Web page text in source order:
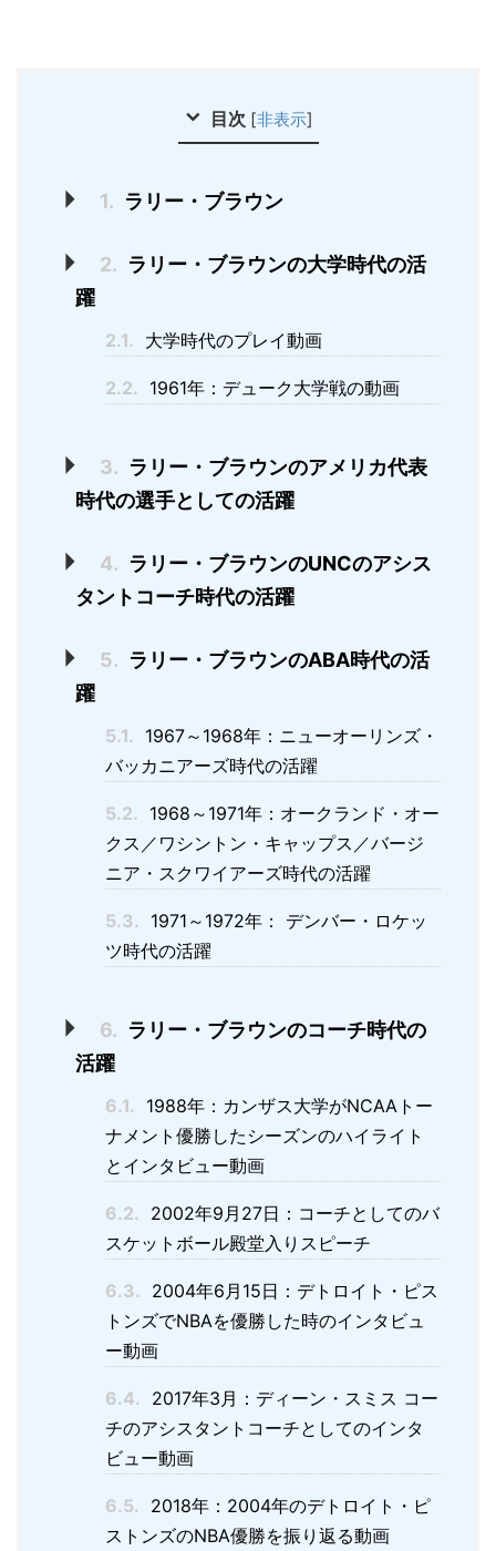
目次 [非表示]
1. ラリー・ブラウン
2. ラリー・ブラウンの大学時代の活
躍
2.1. 大学時代のプレイ動画
2.2. 1961年：デューク大学戦の動画
3. ラリー・ブラウンのアメリカ代表
時代の選手としての活躍
4. ラリー・ブラウンのUNCのアシス
タントコーチ時代の活躍
5. ラリー・ブラウンのABA時代の活
躍
5.1. 1967～1968年：ニューオーリンズ・
バッカニアーズ時代の活躍
5.2. 1968～1971年：オークランド・オー
クス／ワシントン・キャップス／バージ
ニア・スクワイアーズ時代の活躍
5.3. 1971～1972年： デンバー・ロケッ
ツ時代の活躍
6. ラリー・ブラウンのコーチ時代の
活躍
6.1. 1988年：カンザス大学がNCAAトー
ナメント優勝したシーズンのハイライト
とインタビュー動画
6.2. 2002年9月27日：コーチとしてのバ
スケットボール殿堂入りスピーチ
6.3. 2004年6月15日：デトロイト・ピス
トンズでNBAを優勝した時のインタビュ
ー動画
6.4. 2017年3月：ディーン・スミス コー
チのアシスタントコーチとしてのインタ
ビュー動画
6.5. 2018年：2004年のデトロイト・ピ
ストンズのNBA優勝を振り返る動画